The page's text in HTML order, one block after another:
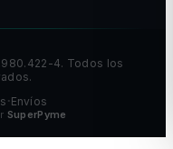
4. Todos los
•Envíos
SuperPyme